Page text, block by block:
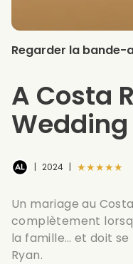
Regarder la bande-
A Costa
Wedding
| 2024 | ★★★★★
Un mariage au
complètement
la famille… et doit
Ryan.